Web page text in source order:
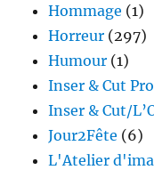
Hommage (1)
Horreur (297)
Humour (1)
Inser & Cut
Inser & Cut/
Jour2Fête (6)
L'Atelier